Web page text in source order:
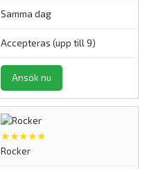
Samma dag
Accepteras (upp till 9)
Ansök nu
★★★★★
Rocker